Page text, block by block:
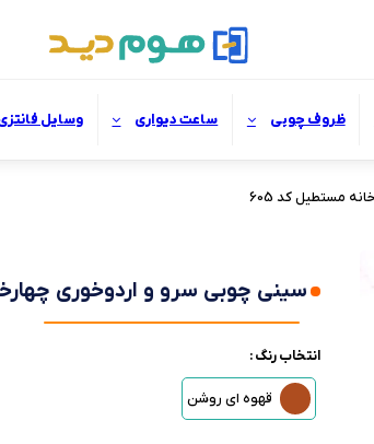
ظروف چوبی ساعت دیواری وسایل
مستطیل کد 605
سینی چوبی سرو و اردوخوری
انتخاب رنگ :
قهوه ای روشن